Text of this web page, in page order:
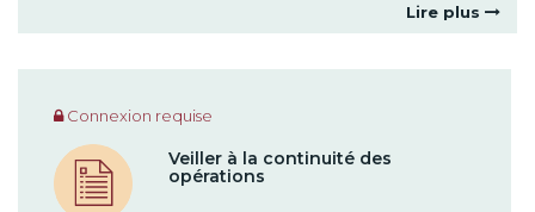
Lire plus
Connexion requise
Veiller à la continuité des
opérations